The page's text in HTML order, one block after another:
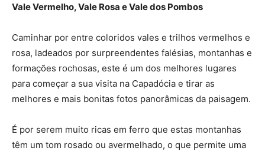
Vale Vermelho, Vale Rosa e Vale dos Pombos
Caminhar por entre coloridos vales e trilhos vermelhos e
rosa, ladeados por surpreendentes falésias, montanhas e
formações rochosas, este é um dos melhores lugares
para começar a sua visita na Capadócia e tirar as
melhores e mais bonitas fotos panorâmicas da paisagem.
É por serem muito ricas em ferro que estas montanhas
têm um tom rosado ou avermelhado, o que permite uma